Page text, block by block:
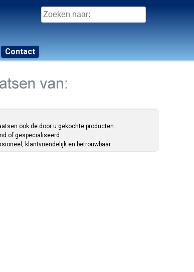
Zoeken
naar:
Contact
ook de door u gekochte producten.
of gespecialiseerd.
klantvriendelijk en betrouwbaar.